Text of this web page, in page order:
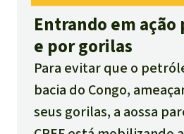
Entrando em ação
e por gorilas
Para evitar que o
bacia do Congo,
seus gorilas, a aossa